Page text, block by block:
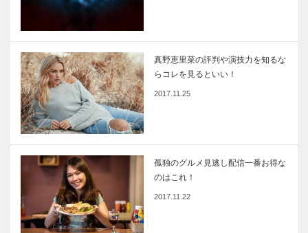
真野恵里菜の評判や演技力を知るな
らコレを見るといい！
2017.11.25
孤独のグルメ見逃し配信一番お得な
のはこれ！
2017.11.22